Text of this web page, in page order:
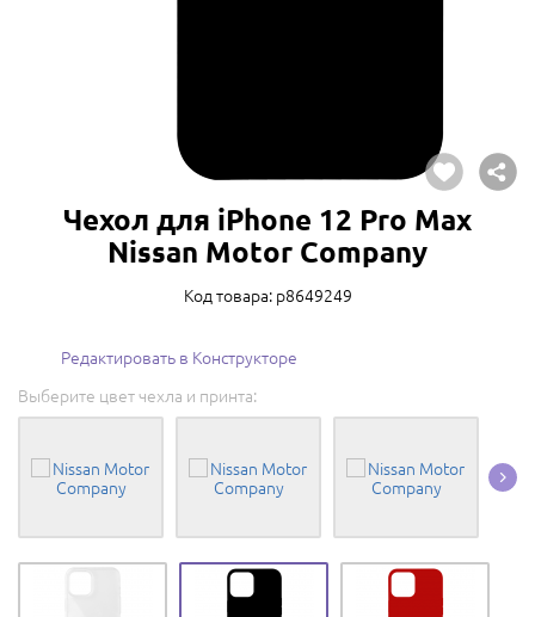
Чехол для iPhone 12 Pro Max
Nissan Motor Company
Код товара: p8649249
Редактировать в Конструкторе
Выберите цвет чехла и принта: